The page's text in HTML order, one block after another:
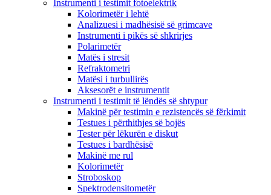
Instrumenti i testimit fotoelektrik
Kolorimetër i lehtë
Analizuesi i madhësisë së grimcave
Instrumenti i pikës së shkrirjes
Polarimetër
Matës i stresit
Refraktometri
Matësi i turbullirës
Aksesorët e instrumentit
Instrumenti i testimit të lëndës së shtypur
Makinë për testimin e rezistencës së fërkimit
Testues i përthithjes së bojës
Tester për lëkurën e diskut
Testues i bardhësisë
Makinë me rul
Kolorimetër
Stroboskop
Spektrodensitometër